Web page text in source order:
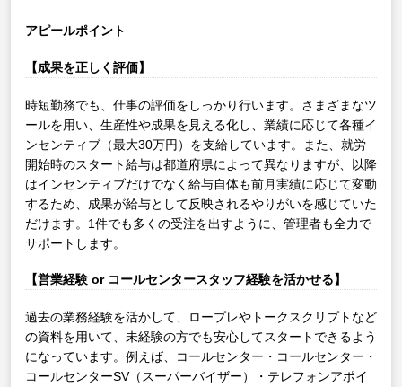
アピールポイント
【成果を正しく評価】
時短勤務でも、仕事の評価をしっかり行います。さまざまなツ
ールを用い、生産性や成果を見える化し、業績に応じて各種イ
ンセンティブ（最大30万円）を支給しています。また、就労
開始時のスタート給与は都道府県によって異なりますが、以降
はインセンティブだけでなく給与自体も前月実績に応じて変動
するため、成果が給与として反映されるやりがいを感じていた
だけます。1件でも多くの受注を出すように、管理者も全力で
サポートします。
【営業経験 or コールセンタースタッフ経験を活かせる】
過去の業務経験を活かして、ロープレやトークスクリプトなど
の資料を用いて、未経験の方でも安心してスタートできるよう
になっています。例えば、コールセンター・コールセンター・
コールセンターSV（スーパーバイザー）・テレフォンアポイ